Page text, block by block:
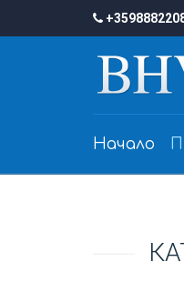
Начало